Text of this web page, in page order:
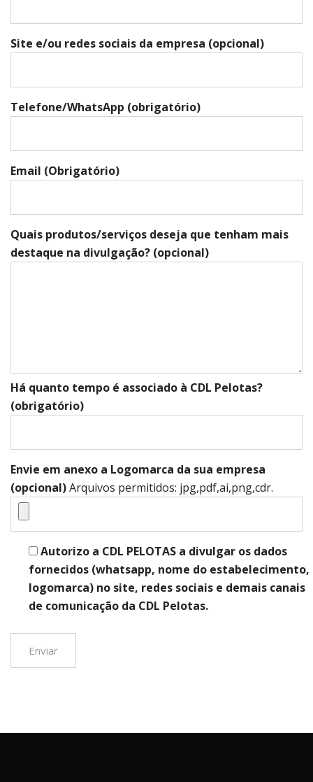
Site e/ou redes sociais da empresa (opcional)
Telefone/WhatsApp (obrigatório)
Email (Obrigatório)
Quais produtos/serviços deseja que tenham mais
destaque na divulgação? (opcional)
Há quanto tempo é associado à CDL Pelotas?
(obrigatório)
Envie em anexo a Logomarca da sua empresa
(opcional)Arquivos permitidos: jpg,pdf,ai,png,cdr.
Autorizo a CDL PELOTAS a divulgar os dados
fornecidos (whatsapp, nome do estabelecimento,
logomarca) no site, redes sociais e demais canais
de comunicação da CDL Pelotas.